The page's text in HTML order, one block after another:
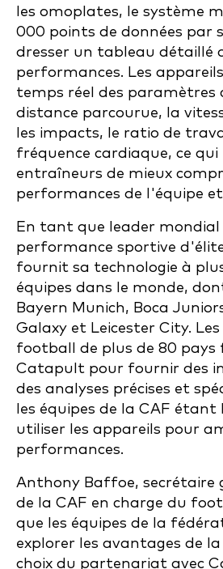
les omoplates, le système
000 points de données par
dresser un tableau détaillé
performances. Les
temps réel des paramètres
distance parcourue, la
les impacts, le ratio de
fréquence cardiaque, ce
entraîneurs de mieux
performances de l'équipe et
En tant que leader mondial
performance sportive
fournit sa technologie à
équipes dans le monde,
Bayern Munich, Boca
Galaxy et Leicester City. Les
football de plus de 80 pays
Catapult pour fournir des
des analyses précises et
les équipes de la CAF étant
utiliser les appareils pour
performances.
Anthony Baffoe, secrétaire
de la CAF en charge du
que les équipes de la
explorer les avantages de
choix du partenariat avec